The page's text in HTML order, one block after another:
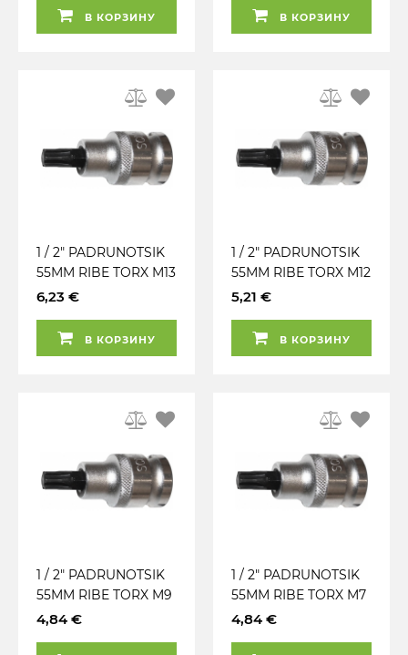
140MM. DARK BLACK
BIT BODY S2.
В КОРЗИНУ В КОРЗИНУ
1 / 2" PADRUNOTSIK
55MM RIBE TORX M13
TRIUMF
6,23 €
В КОРЗИНУ
1 / 2" PADRUNOTSIK
55MM RIBE TORX M12
TRIUMF
5,21 €
В КОРЗИНУ
1 / 2" PADRUNOTSIK
55MM RIBE TORX M9
TRIUMF
4,84 €
1 / 2" PADRUNOTSIK
55MM RIBE TORX M7
TRIUMF
4,84 €